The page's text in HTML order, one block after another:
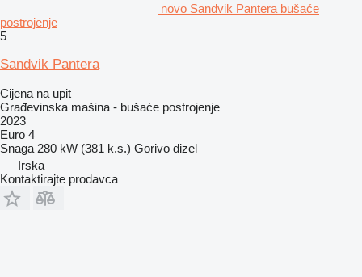
novo Sandvik Pantera bušaće
postrojenje
5
Sandvik Pantera
Cijena na upit
Građevinska mašina - bušaće postrojenje
2023
Euro 4
Snaga 280 kW (381 k.s.) Gorivo dizel
Irska
Kontaktirajte prodavca